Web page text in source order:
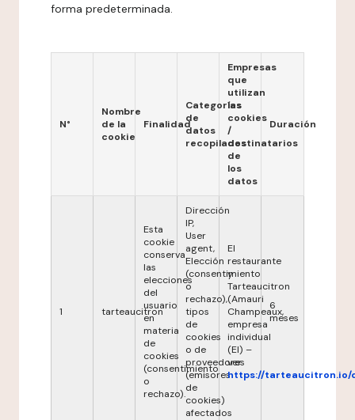
forma predeterminada.
N°
Nombre
de la
cookie
Finalidad
Categorías
de
datos
recopilados
Empresas
que
utilizan
las
cookies
/
destinatarios
de
los
datos
Duración
1 tarteaucitron
Esta
cookie
conserva
las
elecciones
del
usuario
en
materia
de
cookies
(consentimiento
o
rechazo).
Dirección
IP,
User
agent,
Elección
(consentimiento
o
rechazo),
tipos
de
cookies
o de
proveedores
(emisores
de
cookies)
afectados
El
restaurante
y
Tarteaucitron
(Amauri
Champeaux,
empresa
individual
(EI) –
ver
https://tarteaucitron.io/
6
meses